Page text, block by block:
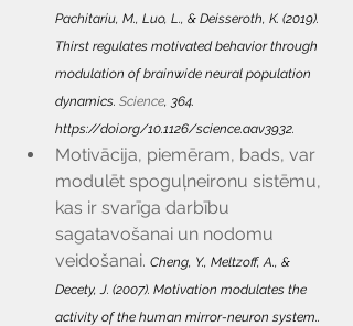
Pachitariu, M., Luo, L., & Deisseroth, K. (2019).
Thirst regulates motivated behavior through
modulation of brainwide neural population
dynamics. Science, 364.
https://doi.org/10.1126/science.aav3932.
Motivācija, piemēram, bads, var
modulēt spoguļneironu sistēmu,
kas ir svarīga darbību
sagatavošanai un nodomu
veidošanai. Cheng, Y., Meltzoff, A., &
Decety, J. (2007). Motivation modulates the
activity of the human mirror-neuron system..